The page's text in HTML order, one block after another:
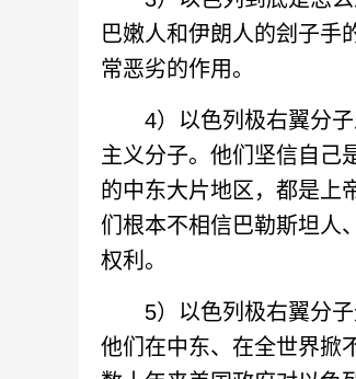
巴嫩人和伊朗人的刽子手
常恶劣的作用。
4）以色列极右翼分子
主义分子。他们坚信自己
的中东大片地区，都是上
们根本不相信巴勒斯坦人
权利。
5）以色列极右翼分子
他们在中东、在全世界掀